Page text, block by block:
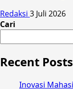
Redaksi 3 Juli 2026
Cari
Recent Posts
Inovasi